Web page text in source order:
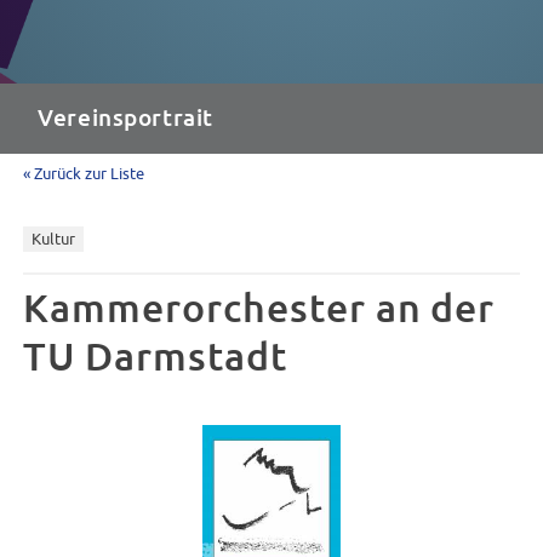
Vereinsportrait
« Zurück zur Liste
Kultur
Kammerorchester an der
TU Darmstadt